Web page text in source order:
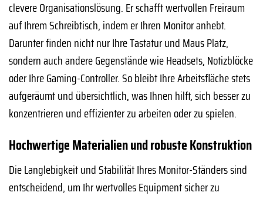
clevere Organisationslösung. Er schafft wertvollen Freiraum
auf Ihrem Schreibtisch, indem er Ihren Monitor anhebt.
Darunter finden nicht nur Ihre Tastatur und Maus Platz,
sondern auch andere Gegenstände wie Headsets, Notizblöcke
oder Ihre Gaming-Controller. So bleibt Ihre Arbeitsfläche stets
aufgeräumt und übersichtlich, was Ihnen hilft, sich besser zu
konzentrieren und effizienter zu arbeiten oder zu spielen.
Hochwertige Materialien und robuste Konstruktion
Die Langlebigkeit und Stabilität Ihres Monitor-Ständers sind
entscheidend, um Ihr wertvolles Equipment sicher zu